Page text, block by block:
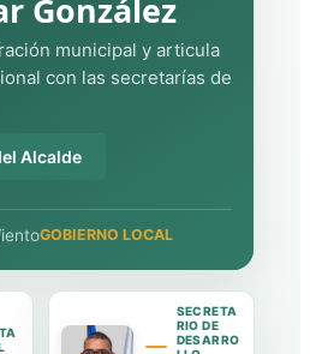
González
municipal y articula
con las secretarías de
Alcalde
GOBIERNO LOCAL
SECRETA
RIO DE
DESARRO